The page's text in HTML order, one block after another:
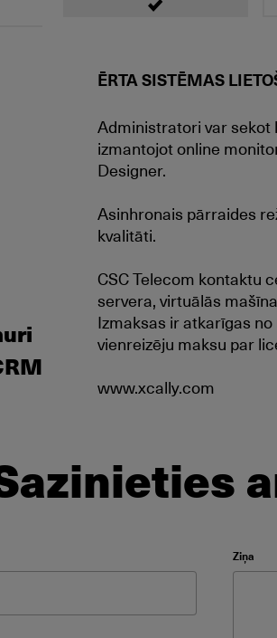
ĒRTA SISTĒMAS
Administratori var sekot
izmantojot online
Designer.
Asinhronais pārraides
kvalitāti.
CSC Telecom kontaktu
servera, virtuālās
Izmaksas ir atkarīgas
vienreizēju maksu par
www.xcally.com
Ziņa
empty.